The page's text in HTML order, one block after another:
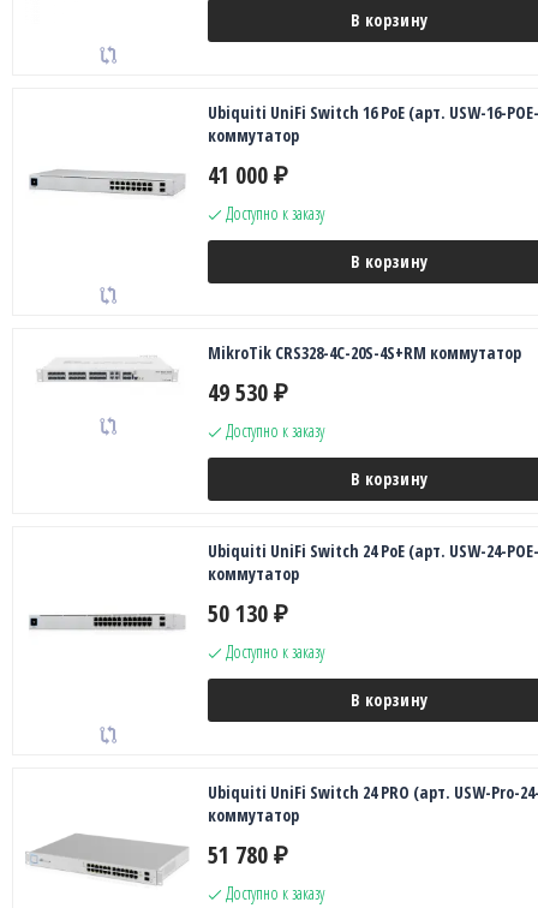
В корзину
Ubiquiti UniFi Switch 16 PoE (арт. USW-16-
коммутатор
41 000 ₽
Доступно к заказу
В корзину
MikroTik CRS328-4C-20S-4S+RM коммутатор
49 530 ₽
Доступно к заказу
В корзину
Ubiquiti UniFi Switch 24 PoE (арт. USW-24-
коммутатор
50 130 ₽
Доступно к заказу
В корзину
Ubiquiti UniFi Switch 24 PRO (арт. USW-Pro-
коммутатор
51 780 ₽
Доступно к заказу